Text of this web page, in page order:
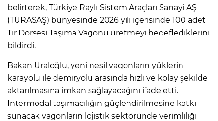
belirterek, Türkiye Raylı Sistem Araçları Sanayi AŞ
(TÜRASAŞ) bünyesinde 2026 yılı içerisinde 100 adet
Tır Dorsesi Taşıma Vagonu üretmeyi hedeflediklerini
bildirdi.
Bakan Uraloğlu, yeni nesil vagonların yüklerin
karayolu ile demiryolu arasında hızlı ve kolay şekilde
aktarılmasına imkan sağlayacağını ifade etti.
Intermodal taşımacılığın güçlendirilmesine katkı
sunacak vagonların lojistik sektöründe verimliliği